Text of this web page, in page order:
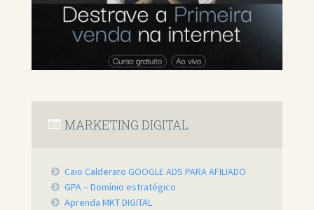
MARKETING DIGITAL
Caio Calderaro GOOGLE ADS PARA AFILIADO
GPA – Domínio estratégico
Aprenda MKT DIGITAL